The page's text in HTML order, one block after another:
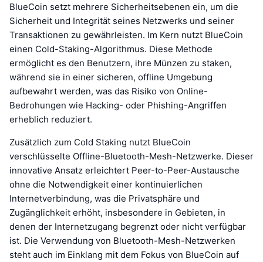
BlueCoin setzt mehrere Sicherheitsebenen ein, um die
Sicherheit und Integrität seines Netzwerks und seiner
Transaktionen zu gewährleisten. Im Kern nutzt BlueCoin
einen Cold-Staking-Algorithmus. Diese Methode
ermöglicht es den Benutzern, ihre Münzen zu staken,
während sie in einer sicheren, offline Umgebung
aufbewahrt werden, was das Risiko von Online-
Bedrohungen wie Hacking- oder Phishing-Angriffen
erheblich reduziert.
Zusätzlich zum Cold Staking nutzt BlueCoin
verschlüsselte Offline-Bluetooth-Mesh-Netzwerke. Dieser
innovative Ansatz erleichtert Peer-to-Peer-Austausche
ohne die Notwendigkeit einer kontinuierlichen
Internetverbindung, was die Privatsphäre und
Zugänglichkeit erhöht, insbesondere in Gebieten, in
denen der Internetzugang begrenzt oder nicht verfügbar
ist. Die Verwendung von Bluetooth-Mesh-Netzwerken
steht auch im Einklang mit dem Fokus von BlueCoin auf